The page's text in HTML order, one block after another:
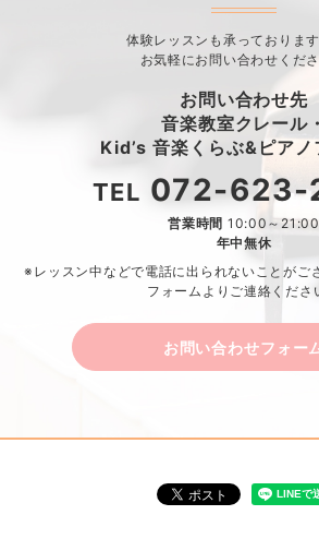
体験レッスンも承っておりま
お気軽にお問い合わせくださ
お問い合わせ先
音楽教室クレール・
Kid’s 音楽くらぶ&ピアノ
TEL 072-623-
営業時間 10:00～21:00
年中無休
※レッスン中などで電話に出られないことがご
フォームよりご連絡くださ
お問い合わせフォー